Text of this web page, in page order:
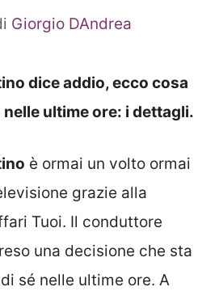
Giorgio DAndrea
dice addio, ecco cosa
ultime ore: i dettagli.
è ormai un volto ormai
grazie alla
Tuoi. Il conduttore
una decisione che sta
sé nelle ultime ore. A